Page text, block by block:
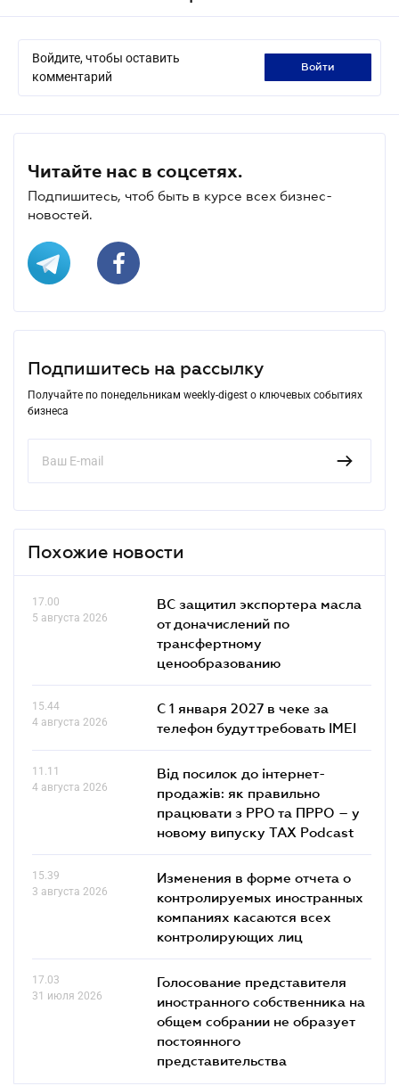
Войдите, чтобы оставить
комментарий
войти
Читайте нас в соцсетях.
Подпишитесь, чтоб быть в курсе всех бизнес-
новостей.
Подпишитесь на рассылку
Получайте по понедельникам weekly-digest о ключевых событиях
бизнеса
Похожие новости
17.00
5 августа 2026
ВС защитил экспортера масла
от доначислений по
трансфертному
ценообразованию
15.44
4 августа 2026
С 1 января 2027 в чеке за
телефон будут требовать IMEI
11.11
4 августа 2026
Від посилок до інтернет-
продажів: як правильно
працювати з РРО та ПРРО – у
новому випуску TAX Podcast
15.39
3 августа 2026
Изменения в форме отчета о
контролируемых иностранных
компаниях касаются всех
контролирующих лиц
17.03
31 июля 2026
Голосование представителя
иностранного собственника на
общем собрании не образует
постоянного
представительства